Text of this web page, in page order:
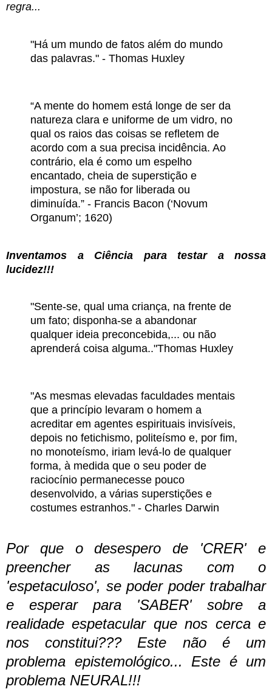
regra...
"Há um mundo de fatos além do mundo
das palavras." - Thomas Huxley
“A mente do homem está longe de ser da
natureza clara e uniforme de um vidro, no
qual os raios das coisas se refletem de
acordo com a sua precisa incidência. Ao
contrário, ela é como um espelho
encantado, cheia de superstição e
impostura, se não for liberada ou
diminuída.” - Francis Bacon (‘Novum
Organum’; 1620)
Inventamos a Ciência para testar a nossa
lucidez!!!
"Sente-se, qual uma criança, na frente de
um fato; disponha-se a abandonar
qualquer ideia preconcebida,... ou não
aprenderá coisa alguma.."Thomas Huxley
"As mesmas elevadas faculdades mentais
que a princípio levaram o homem a
acreditar em agentes espirituais invisíveis,
depois no fetichismo, politeísmo e, por fim,
no monoteísmo, iriam levá-lo de qualquer
forma, à medida que o seu poder de
raciocínio permanecesse pouco
desenvolvido, a várias superstições e
costumes estranhos." - Charles Darwin
Por que o desespero de 'CRER' e
preencher as lacunas com o
'espetaculoso', se poder poder trabalhar
e esperar para 'SABER' sobre a
realidade espetacular que nos cerca e
nos constitui??? Este não é um
problema epistemológico... Este é um
problema NEURAL!!!